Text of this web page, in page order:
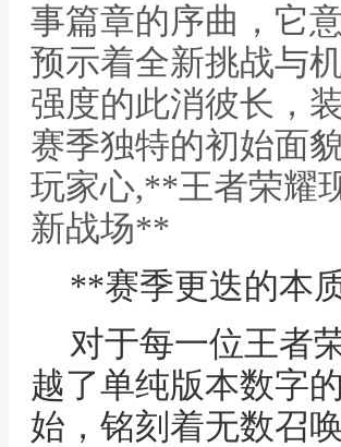
事篇章的序曲，它
预示着全新挑战与
强度的此消彼长，
赛季独特的初始面
玩家心,**王者荣耀
新战场**
**赛季更迭的本
对于每一位王者
越了单纯版本数字
始，铭刻着无数召